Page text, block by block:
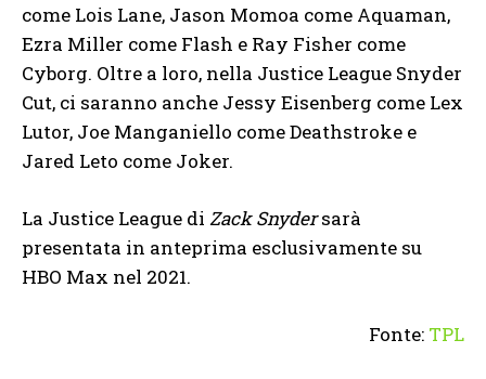
come Lois Lane, Jason Momoa come Aquaman,
Ezra Miller come Flash e Ray Fisher come
Cyborg. Oltre a loro, nella Justice League Snyder
Cut, ci saranno anche Jessy Eisenberg come Lex
Lutor, Joe Manganiello come Deathstroke e
Jared Leto come Joker.
La Justice League di Zack Snydersarà
presentata in anteprima esclusivamente su
HBO Max nel 2021.
Fonte: TPL